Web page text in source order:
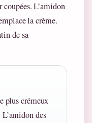
L’amidon
la crème.
de sa
plus crémeux
des